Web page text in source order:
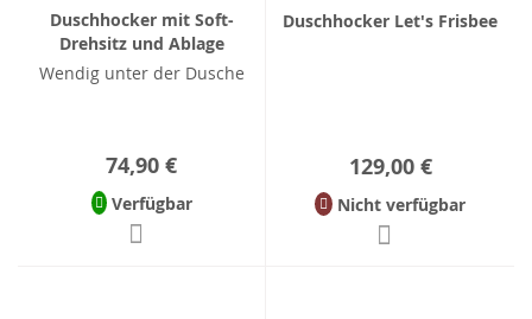
Duschhocker mit Soft-
Drehsitz und Ablage
Wendig unter der Dusche
74,90 €
Verfügbar
Duschhocker Let's Frisbee
129,00 €
Nicht verfügbar